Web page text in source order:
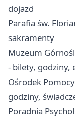
dojazd
Parafia św.
sakramenty
Muzeum
- bilety, godziny,
Ośrodek
godziny,
Poradnia